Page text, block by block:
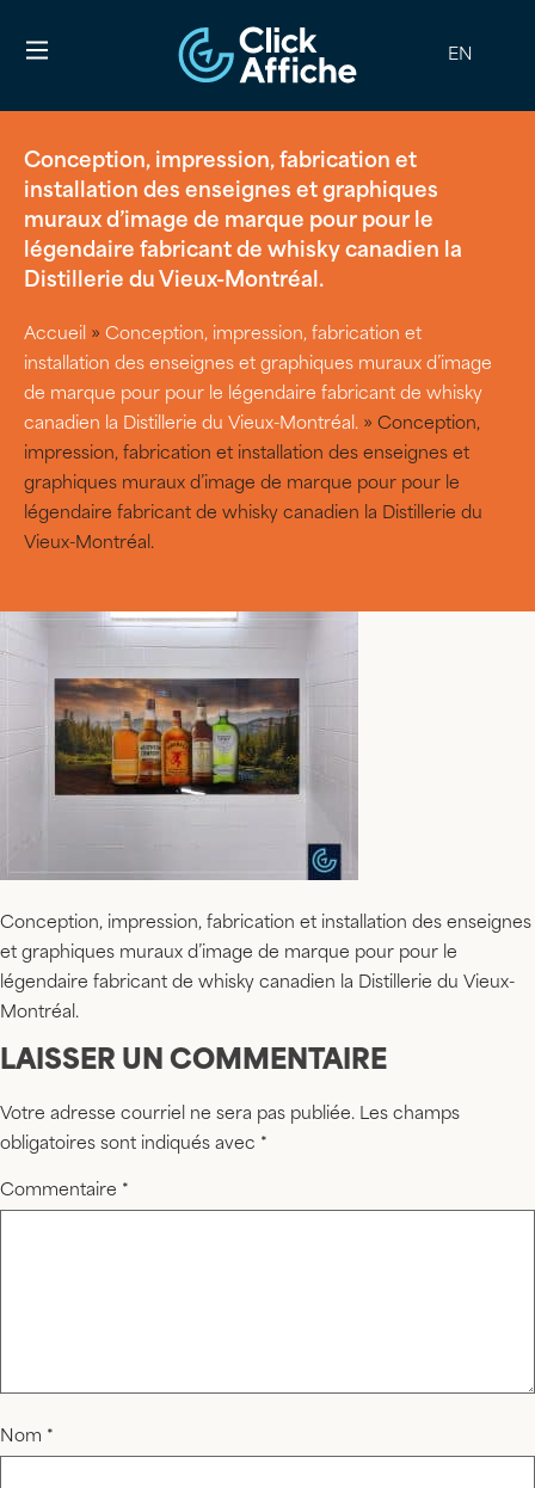
EN
Conception, impression, fabrication et
installation des enseignes et graphiques
muraux d’image de marque pour pour le
légendaire fabricant de whisky canadien la
Distillerie du Vieux-Montréal.
Accueil » Conception, impression, fabrication et
installation des enseignes et graphiques muraux d’image
de marque pour pour le légendaire fabricant de whisky
canadien la Distillerie du Vieux-Montréal. » Conception,
impression, fabrication et installation des enseignes et
graphiques muraux d’image de marque pour pour le
légendaire fabricant de whisky canadien la Distillerie du
Vieux-Montréal.
Conception, impression, fabrication et installation des enseignes
et graphiques muraux d’image de marque pour pour le
légendaire fabricant de whisky canadien la Distillerie du Vieux-
Montréal.
LAISSER UN COMMENTAIRE
Votre adresse courriel ne sera pas publiée. Les champs
obligatoires sont indiqués avec *
Commentaire *
Nom *